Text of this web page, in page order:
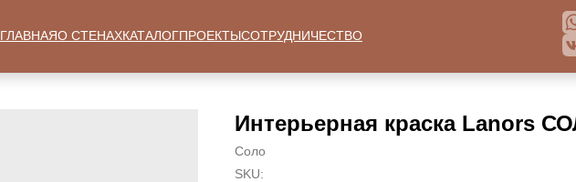
Интерьерная краска Lanors
Соло
SKU:
ГЛАВНАЯО СТЕНАХКАТАЛОГПРОЕКТЫСОТРУДНИЧЕСТВО